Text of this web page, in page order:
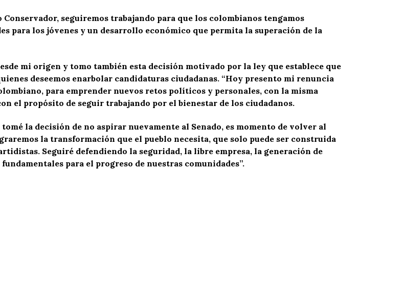
seguiremos trabajando para que los colombianos tengamos
para los jóvenes y un desarrollo económico que permita la superación de la
mi origen y tomo también esta decisión motivado por la ley que establece que
deseemos enarbolar candidaturas ciudadanas. “Hoy presento mi renuncia
para emprender nuevos retos políticos y personales, con la misma
el propósito de seguir trabajando por el bienestar de los ciudadanos.
la decisión de no aspirar nuevamente al Senado, es momento de volver al
la transformación que el pueblo necesita, que solo puede ser construida
Seguiré defendiendo la seguridad, la libre empresa, la generación de
para el progreso de nuestras comunidades”.